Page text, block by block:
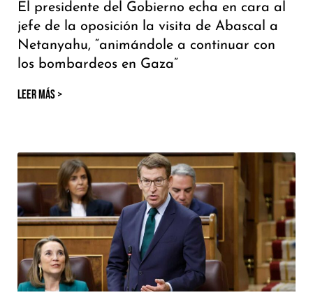
El presidente del Gobierno echa en cara al
jefe de la oposición la visita de Abascal a
Netanyahu, “animándole a continuar con
los bombardeos en Gaza”
LEER MÁS >